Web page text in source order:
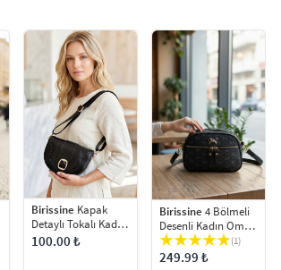
Birissine Kapak
Detaylı Tokalı Kadın
Omuz Çantası
100.00 ₺
Birissine 4 Bölmeli
Desenli Kadın Omuz
Çantası
(1)
249.99 ₺